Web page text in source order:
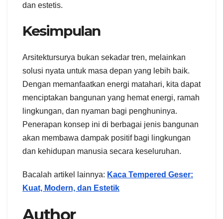
dan estetis.
Kesimpulan
Arsitektursurya bukan sekadar tren, melainkan
solusi nyata untuk masa depan yang lebih baik.
Dengan memanfaatkan energi matahari, kita dapat
menciptakan bangunan yang hemat energi, ramah
lingkungan, dan nyaman bagi penghuninya.
Penerapan konsep ini di berbagai jenis bangunan
akan membawa dampak positif bagi lingkungan
dan kehidupan manusia secara keseluruhan.
Bacalah artikel lainnya: Kaca Tempered Geser:
Kuat, Modern, dan Estetik
Author